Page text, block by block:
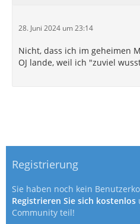
28. Juni 2024 um 23:14
Nicht, dass ich im geheimen
OJ lande, weil ich "zuviel
Registrierung
Sie haben noch kein
Registrieren Sie sich kostenlos
Community teil!